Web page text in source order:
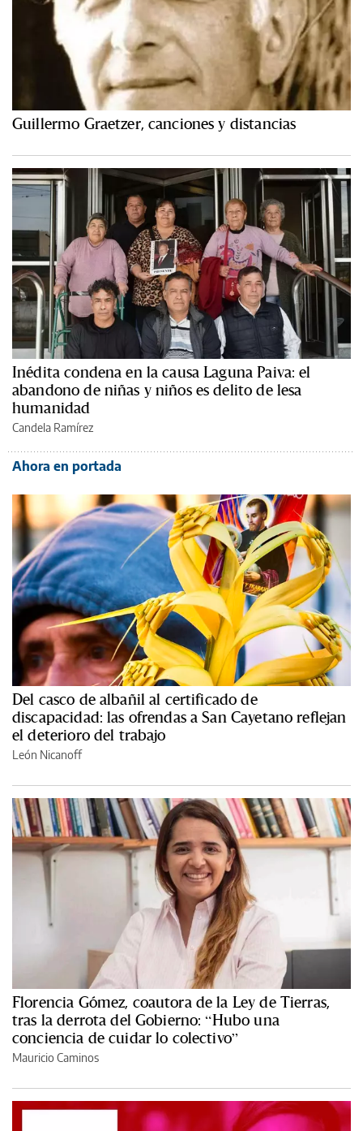
Guillermo Graetzer, canciones y distancias
Inédita condena en la causa Laguna Paiva: el
abandono de niñas y niños es delito de lesa
humanidad
Candela Ramírez
Ahora en portada
Del casco de albañil al certificado de
discapacidad: las ofrendas a San Cayetano reflejan
el deterioro del trabajo
León Nicanoff
Florencia Gómez, coautora de la Ley de Tierras,
tras la derrota del Gobierno: “Hubo una
conciencia de cuidar lo colectivo”
Mauricio Caminos